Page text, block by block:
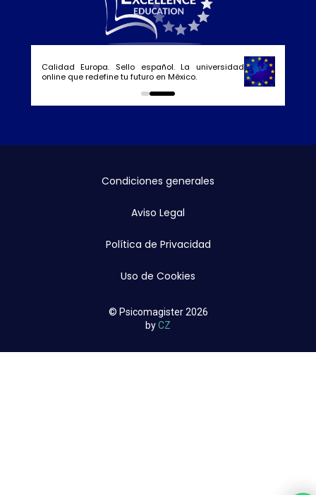
Calidad Europa. Sello español. La universidad
online que redefine tu futuro en México.
0 1
Condiciones generales
Aviso Legal
Política de Privacidad
Uso de Cookies
© Psicomagister 2026
byCZ